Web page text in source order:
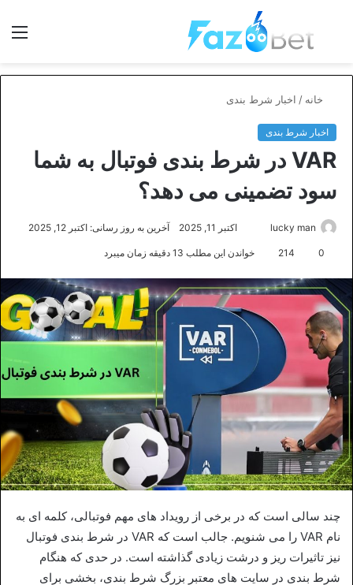
جستجو
برای
خانه / اخبار شرط بندی
اخبار شرط بندی
VAR در شرط بندی فوتبال به شما
سود تضمینی می دهد؟
lucky man
ارسالاکتبر 11, 2025 آخرین به روز رسانی: اکتبر 12, 2025
0
214 خواندن این مطلب 13 دقیقه زمان میبرد
چند سالی است که در برخی از رویداد های مهم فوتبالی، کلمه ای به
نام VAR را می شنویم. جالب است که VAR در شرط بندی فوتبال
نیز تاثیرات ریز و درشت زیادی گذاشته است. در حدی که هنگام
شرط بندی در سایت های معتبر بزرگ شرط بندی، بخشی برای